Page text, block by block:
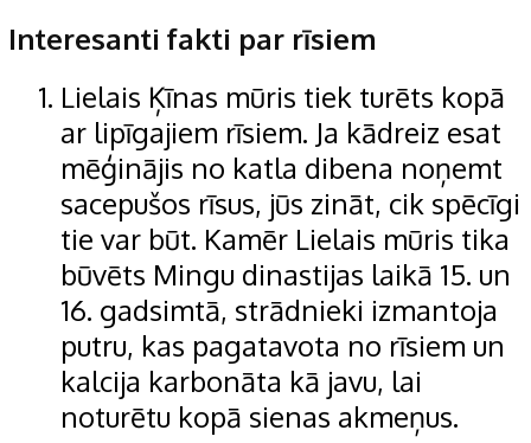
Interesanti fakti par rīsiem
​​Lielais Ķīnas mūris tiek turēts kopā
ar lipīgajiem rīsiem. Ja kādreiz esat
mēģinājis no katla dibena noņemt
sacepušos rīsus, jūs zināt, cik spēcīgi
tie var būt. Kamēr Lielais mūris tika
būvēts Mingu dinastijas laikā 15. un
16. gadsimtā, strādnieki izmantoja
putru, kas pagatavota no rīsiem un
kalcija karbonāta kā javu, lai
noturētu kopā sienas akmeņus.